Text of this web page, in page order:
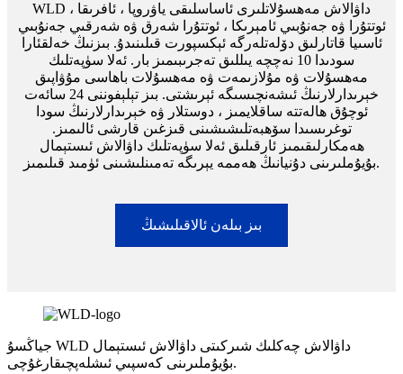
WLD داۋالاش مەھسۇلاتلىرى ئاساسلىقى ياۋروپا ، ئافرىقا ،
ئوتتۇرا ۋە جەنۇبىي ئامېرىكا ، ئوتتۇرا شەرق ۋە شەرقىي جەنۇبىي
ئاسىيا قاتارلىق دۆلەتلەرگە ئېكسپورت قىلىنىدۇ. بىزنىڭ خەلقئارا
سودىدا 10 نەچچە يىللىق تەجرىبىمىز بار. ئەلا سۈپەتلىك
مەھسۇلات ۋە مۇلازىمەت ۋە مەھسۇلات باھاسى مۇۋاپىق
خېرىدارلارنىڭ ئىشەنچىسىگە ئېرىشتى. بىز تېلېفوننى 24 سائەت
ئوچۇق ھالەتتە ساقلايمىز ، دوستلار ۋە خېرىدارلارنىڭ سودا
توغرىسىدا سۆھبەتلىشىشىنى قىزغىن قارشى ئالىمىز.
ھەمكارلىقىمىز ئارقىلىق ئەلا سۈپەتلىك داۋالاش ئىستېمال
بۇيۇملىرىنى دۇنيانىڭ ھەممە يېرىگە تەمىنلىشىنى ئۈمىد قىلىمىز.
بىز بىلەن ئالاقىلىشىڭ
جياڭسۇ WLD داۋالاش چەكلىك شىركىتى داۋالاش ئىستېمال
بۇيۇملىرىنى كەسپىي ئىشلەپچىقارغۇچى.